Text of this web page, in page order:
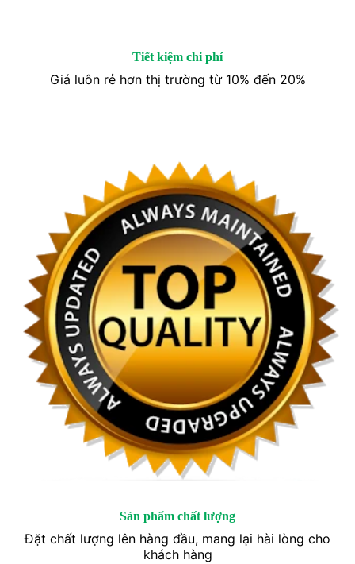
Tiết kiệm chi phí
Giá luôn rẻ hơn thị trường từ 10% đến 20%
Sản phẩm chất lượng
Đặt chất lượng lên hàng đầu, mang lại hài lòng cho
khách hàng